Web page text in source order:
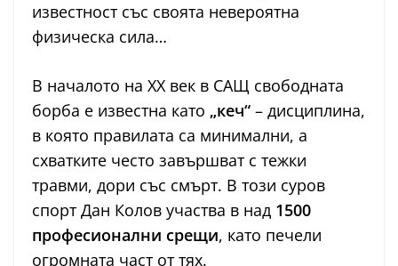
известност със своята невероятна
физическа сила…
В началото на XX век в САЩ свободната
борба е известна като „кеч“ – дисциплина,
в която правилата са минимални, а
схватките често завършват с тежки
травми, дори със смърт. В този суров
спорт Дан Колов участва в над 1500
професионални срещи, като печели
огромната част от тях.